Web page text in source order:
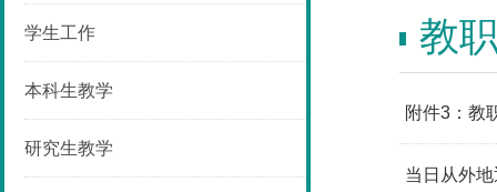
学生工作
本科生教学
研究生教学
教
附件3：教
当日从外